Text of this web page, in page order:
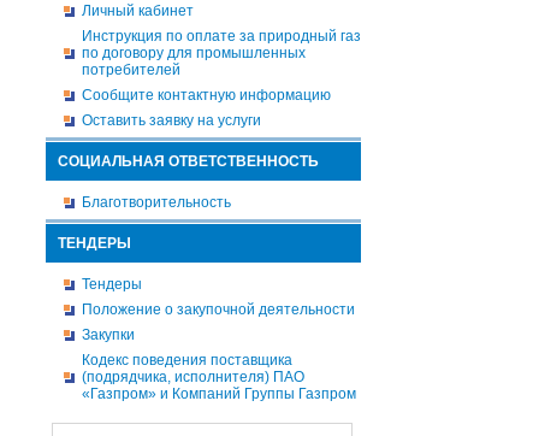
Личный кабинет
Инструкция по оплате за природный газ
по договору для промышленных
потребителей
Сообщите контактную информацию
Оставить заявку на услуги
СОЦИАЛЬНАЯ ОТВЕТСТВЕННОСТЬ
Благотворительность
ТЕНДЕРЫ
Тендеры
Положение о закупочной деятельности
Закупки
Кодекс поведения поставщика
(подрядчика, исполнителя) ПАО
«Газпром» и Компаний Группы Газпром